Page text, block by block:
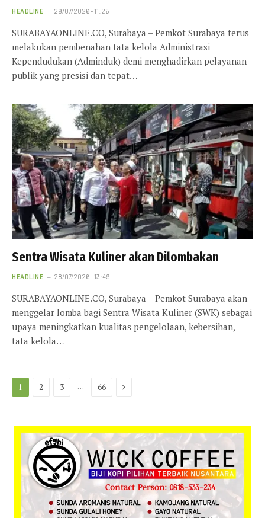
HEADLINE 29/07/2026 - 11:26
SURABAYAONLINE.CO, Surabaya – Pemkot Surabaya terus
melakukan pembenahan tata kelola Administrasi
Kependudukan (Adminduk) demi menghadirkan pelayanan
publik yang presisi dan tepat…
Sentra Wisata Kuliner akan Dilombakan
HEADLINE 28/07/2026 - 13:49
SURABAYAONLINE.CO, Surabaya – Pemkot Surabaya akan
menggelar lomba bagi Sentra Wisata Kuliner (SWK) sebagai
upaya meningkatkan kualitas pengelolaan, kebersihan,
tata kelola…
1 2 3 … 66 Next